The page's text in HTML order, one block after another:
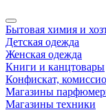
Бытовая химия и
Детская одежда
Женская одежда
Книги и канцтовары
Конфискат,
Магазины
Магазины техники